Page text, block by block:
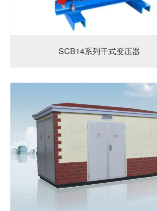
SCB14系列干式变压器